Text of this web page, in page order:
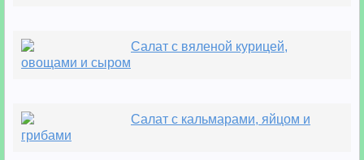
Салат с вяленой курицей,
овощами и сыром
Салат с кальмарами, яйцом и
грибами